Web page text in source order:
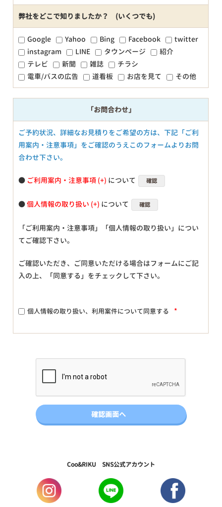
弊社をどこで知りましたか？ (いくつでも)
Google Yahoo Bing Facebook
twitter
instagram
LINE タウンページ
紹介
テレビ
新聞 雑誌
チラシ
電車/バスの広告
道看板 お店を見て その他
「お問合わせ」
ご予約状況、詳細なお見積りをご希望の方は、下記「ご利
用案内・注意事項」をご確認のうえこのフォームよりお問
合わせ下さい。
● ご利用案内・注意事項 について 確認
●個人情報の取り扱い について 確認
「ご利用案内・注意事項」「個人情報の取り扱い」につい
てご確認下さい。
ご確認いただき、ご同意いただける場合はフォームにご記
入の上、「同意する」をチェックして下さい。
個人情報の取り扱い、利用案件について同意する *
Coo&RIKU SNS公式アカウント